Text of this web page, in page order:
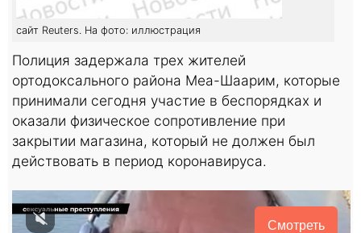
сайт Reuters. На фото: иллюстрация
Полиция задержала трех жителей
ортодоксального района Меа-Шаарим, которые
принимали сегодня участие в беспорядках и
оказали физическое сопротивление при
закрытии магазина, который не должен был
действовать в период коронавируса.
Смотреть